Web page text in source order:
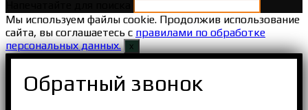
Мы используем файлы cookie. Продолжив использование
сайта, вы соглашаетесь с правилами по обработке
персональных данных.
х
Обратный звонок